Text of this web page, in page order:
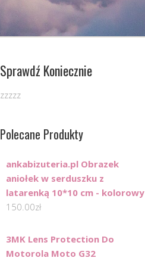
Sprawdź Koniecznie
zzzzz
Polecane Produkty
ankabizuteria.pl Obrazek
aniołek w serduszku z
latarenką 10*10 cm - kolorowy
150.00zł
3MK Lens Protection Do
Motorola Moto G32